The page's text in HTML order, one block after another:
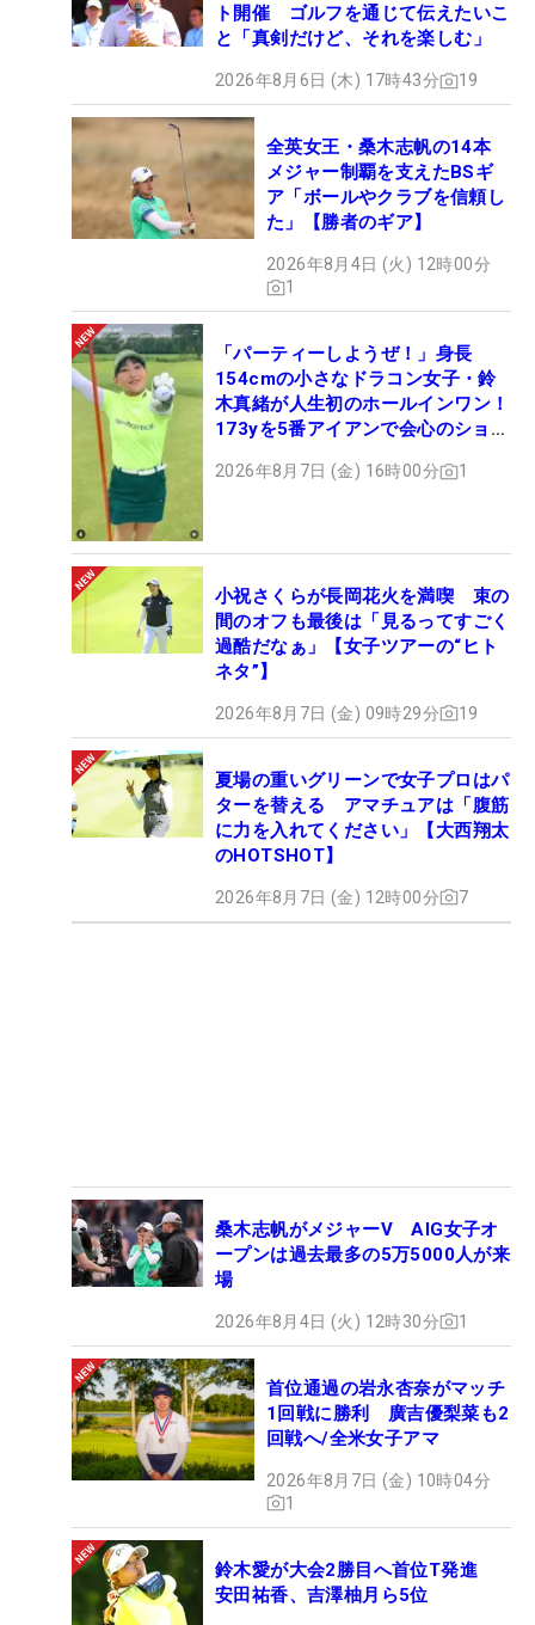
ト開催 ゴルフを通じて伝えたいこ
と「真剣だけど、それを楽しむ」
2026年8月6日 (木) 17時43分 19
全英女王・桑木志帆の14本
メジャー制覇を支えたBSギ
ア「ボールやクラブを信頼し
た」【勝者のギア】
2026年8月4日 (火) 12時00分
1
「パーティーしようぜ！」身長
154cmの小さなドラコン女子・鈴
木真緒が人生初のホールインワン！
173yを5番アイアンで会心のショッ
2026年8月7日 (金) 16時00分 1
小祝さくらが長岡花火を満喫 束の
間のオフも最後は「見るってすごく
過酷だなぁ」【女子ツアーの“ヒト
ネタ”】
2026年8月7日 (金) 09時29分 19
夏場の重いグリーンで女子プロはパ
ターを替える アマチュアは「腹筋
に力を入れてください」【大西翔太
のHOTSHOT】
2026年8月7日 (金) 12時00分 7
桑木志帆がメジャーV AIG女子オ
ープンは過去最多の5万5000人が来
場
2026年8月4日 (火) 12時30分 1
首位通過の岩永杏奈がマッチ
1回戦に勝利 廣吉優梨菜も2
回戦へ/全米女子アマ
2026年8月7日 (金) 10時04分
1
鈴木愛が大会2勝目へ首位T発進
安田祐香、吉澤柚月ら5位